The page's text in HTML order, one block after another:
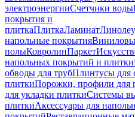
электроэнергииСчетчики воды
покрытия и
плиткаПлиткаЛаминат
напольные покрытия
полыКовролинПаркет
напольных покрытий и плитки
обводы для трубПлинтусы для
плиткиПорожки, профили для
для укладки плиткиСистемы
плиткиАксессуары для